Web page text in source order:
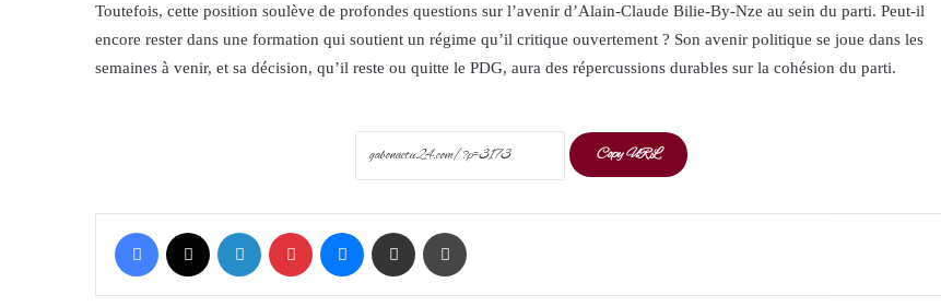
Toutefois, cette position soulève de profondes questions sur l’avenir d’Alain-Claude Bilie-By-Nze au sein du parti. Peut-il
encore rester dans une formation qui soutient un régime qu’il critique ouvertement ? Son avenir politique se joue dans les
semaines à venir, et sa décision, qu’il reste ou quitte le PDG, aura des répercussions durables sur la cohésion du parti.
Copy URL
Facebook LinkedIn Pinterest Messenger Share via Email